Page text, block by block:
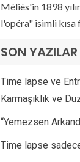
Méliès'in 1898
l'opéra" isimli kısa
SON YAZILAR
Time lapse ve
Karmaşıklık ve
“Yemezsen
Time lapse